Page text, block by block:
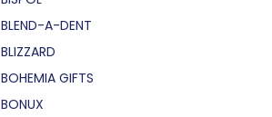
BLEND-A-DENT
BLIZZARD
BOHEMIA GIFTS
BONUX